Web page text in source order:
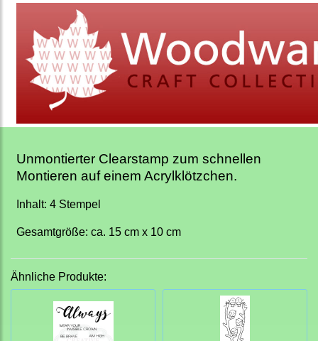
Unmontierter Clearstamp zum schnellen
Montieren auf einem Acrylklötzchen.
Inhalt: 4 Stempel
Gesamtgröße: ca. 15 cm x 10 cm
Ähnliche Produkte: